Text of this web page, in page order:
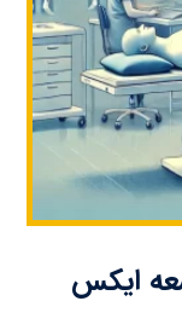
ایکس